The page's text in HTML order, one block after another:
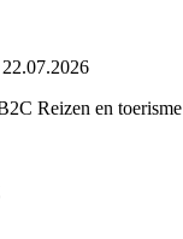
Reizen en toerisme